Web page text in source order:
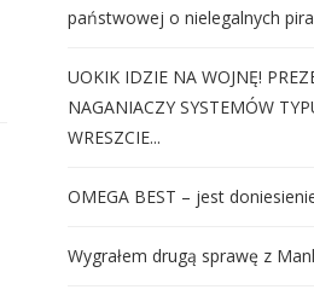
państwowej o nielegalnych
UOKIK IDZIE NA WOJNĘ!
NAGANIACZY SYSTEMÓW
WRESZCIE...
OMEGA BEST – jest
Wygrałem drugą sprawę z